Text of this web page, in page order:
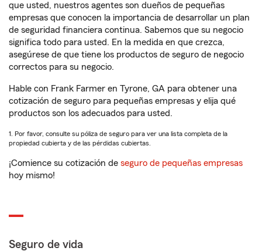
que usted, nuestros agentes son dueños de pequeñas
empresas que conocen la importancia de desarrollar un plan
de seguridad financiera continua. Sabemos que su negocio
significa todo para usted. En la medida en que crezca,
asegúrese de que tiene los productos de seguro de negocio
correctos para su negocio.
Hable con Frank Farmer en Tyrone, GA para obtener una
cotización de seguro para pequeñas empresas y elija qué
productos son los adecuados para usted.
1. Por favor, consulte su póliza de seguro para ver una lista completa de la
propiedad cubierta y de las pérdidas cubiertas.
¡Comience su cotización de seguro de pequeñas empresas
hoy mismo!
Seguro de vida